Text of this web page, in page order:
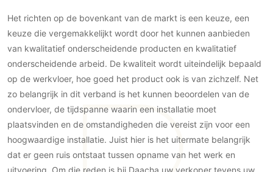
Behang / Wandtextiel
Natuursteen en keramiek
Leer
Stucwerk
Spuitwerk
Technologie
Audio/Video
Het richten op de bovenkant van de markt is een keuze, een
keuze die vergemakkelijkt wordt door het kunnen aanbieden
van kwalitatief onderscheidende producten en kwalitatief
onderscheidende arbeid. De kwaliteit wordt uiteindelijk bepaald
op de werkvloer, hoe goed het product ook is van zichzelf. Net
zo belangrijk in dit verband is het kunnen beoordelen van de
ondervloer, de tijdspanne waarin een installatie moet
plaatsvinden en de omstandigheden die vereist zijn voor een
hoogwaardige installatie. Juist hier is het uitermate belangrijk
dat er geen ruis ontstaat tussen opname van het werk en
uitvoering. Om die reden is bij Daacha uw verkoper tevens uw